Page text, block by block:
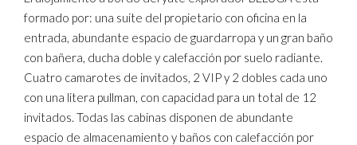
formado por: una suite del propietario con oficina en la
entrada, abundante espacio de guardarropa y un gran baño
con bañera, ducha doble y calefacción por suelo radiante.
Cuatro camarotes de invitados, 2 VIP y 2 dobles cada uno
con una litera pullman, con capacidad para un total de 12
invitados. Todas las cabinas disponen de abundante
espacio de almacenamiento y baños con calefacción por